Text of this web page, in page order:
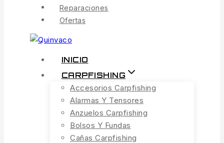
Reparaciones
Ofertas
INICIO
CARPFISHING
Accesorios Carpfishing
Alarmas Y Tensores
Anzuelos Carpfishing
Bolsos Y Fundas
Cañas Carpfishing